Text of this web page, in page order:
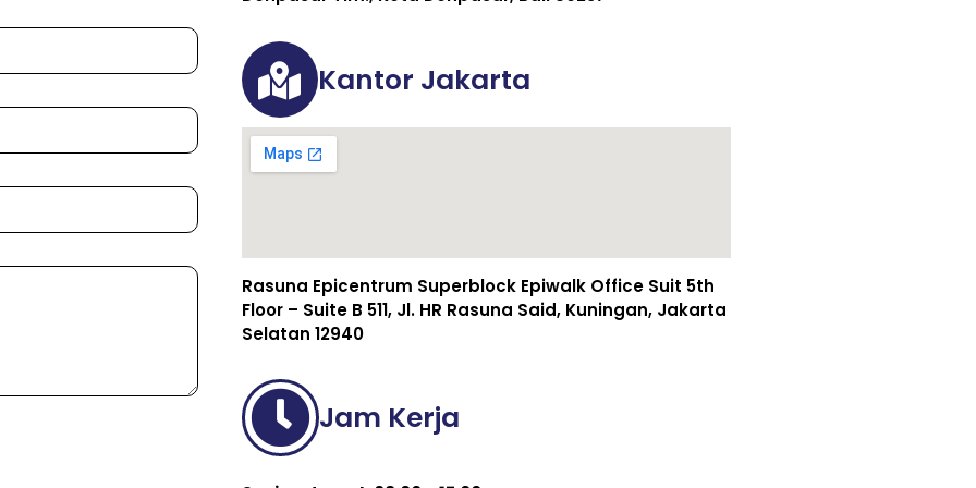
Kantor Jakarta
Rasuna Epicentrum Superblock Epiwalk Office Suit 5th
Floor – Suite B 511, Jl. HR Rasuna Said, Kuningan, Jakarta
Selatan 12940
Jam Kerja